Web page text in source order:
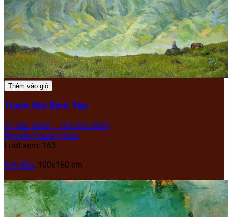
Thêm vào giỏ
Tranh Nơi Bình Yên
51.000.000₫ – 100.000.000₫
Nguyễn Quang Hoan
Lượt xem: 163
Sơn dầu, 100x160 cm